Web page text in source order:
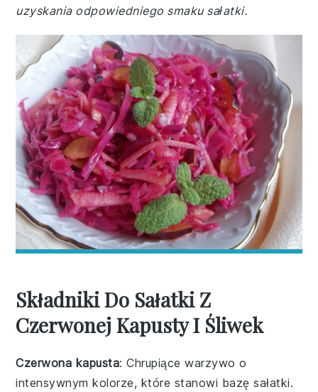
uzyskania odpowiedniego smaku sałatki.
Składniki Do Sałatki Z
Czerwonej Kapusty I Śliwek
Czerwona kapusta: Chrupiące warzywo o
intensywnym kolorze, które stanowi bazę sałatki.